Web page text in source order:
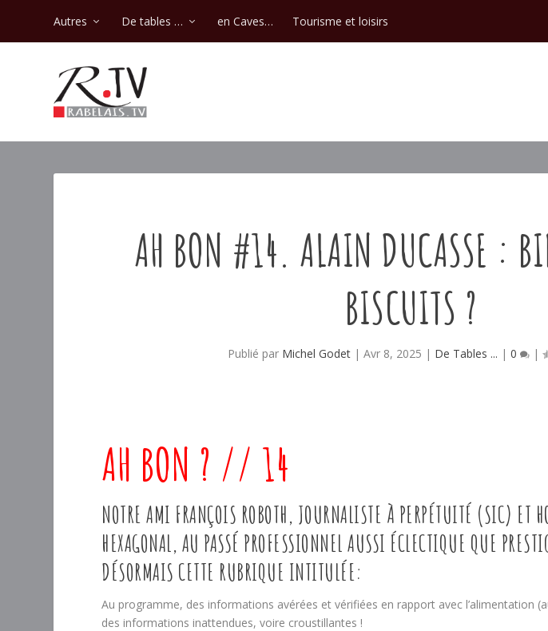
Autres De tables … en Caves… Tourisme et loisirs
AH BON #14. ALAIN DUCASSE :
BISCUITS ?
Publié par Michel Godet| Avr 8, 2025 | De Tables ... | 0 |
AH BON ? // 14
NOTRE AMI FRANÇOIS ROBOTH, JOURNALISTE À PERPÉTUITÉ (SIC) ET
HEXAGONAL, AU PASSÉ PROFESSIONNEL AUSSI ÉCLECTIQUE QUE
DÉSORMAIS CETTE RUBRIQUE INTITULÉE:
Au programme, des informations avérées et vérifiées en rapport avec l’alimentation
des informations inattendues, voire croustillantes !